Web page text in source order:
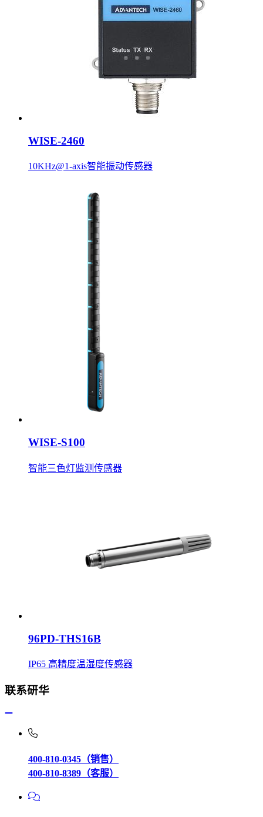
WISE-2460
10KHz@1-axis智能振动传感器
WISE-S100
智能三色灯监测传感器
96PD-THS16B
IP65 高精度温湿度传感器
联系研华
400-810-0345（销售）
400-810-8389（客服）